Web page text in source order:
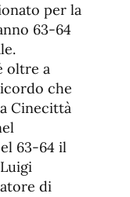
per la
63-64
oltre a
che
Cinecittà
63-64 il
di